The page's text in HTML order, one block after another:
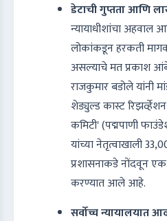
डेटाची गुप्तता आणि
न्यायाधीशांचा अहवाल
लोकांकडून हरकती
असल्याचे मत प्रकाश
राजकुमार बडोले यांनी
शेड्युल्ड कास्ट
कमिटी' (पद्मपाणी
यांच्या नेतृत्वाखाली
प्रशासनाकडे नोंदवून
करण्यात आले आहे.
सर्वोच्च न्यायालयात